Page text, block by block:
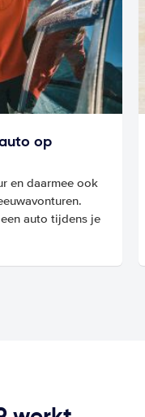
op
en daarmee ook
auto tijdens je